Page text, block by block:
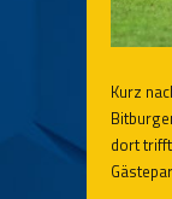
Kurz
dort